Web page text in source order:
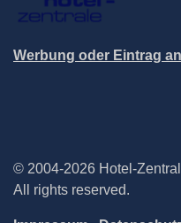
Werbung oder Eintrag
© 2004-2026 Hotel-
All rights reserved.